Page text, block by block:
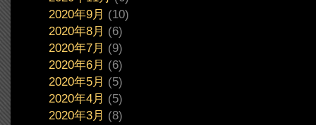
2020年9月 (10)
2020年8月 (6)
2020年7月 (9)
2020年6月 (6)
2020年5月 (5)
2020年4月 (5)
2020年3月 (8)